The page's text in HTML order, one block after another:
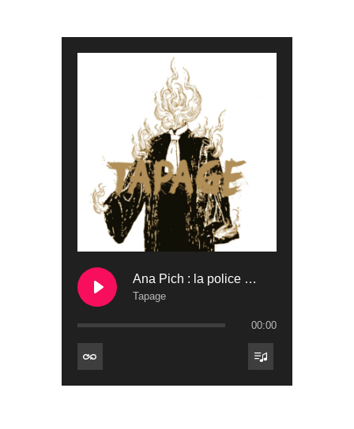
Ana Pich : la police devant la justice
Tapage
00:00